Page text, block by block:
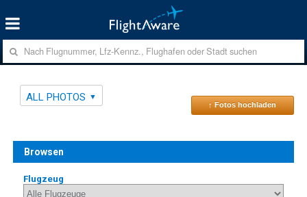
ALL PHOTOS
↑ Fotos hochladen
Browsen
Flugzeug